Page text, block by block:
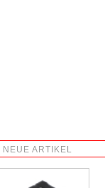
NEUE ARTIKEL